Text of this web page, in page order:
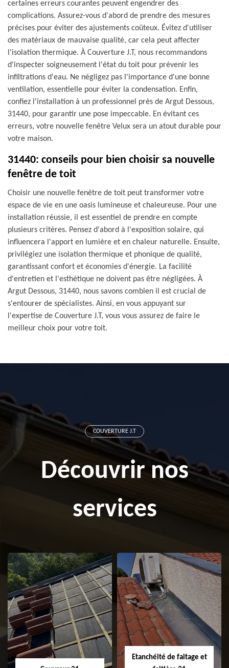
certaines erreurs courantes peuvent engendrer des
complications. Assurez-vous d'abord de prendre des mesures
précises pour éviter des ajustements coûteux. Évitez d'utiliser
des matériaux de mauvaise qualité, car cela peut affecter
l'isolation thermique. À Couverture J.T, nous recommandons
d'inspecter soigneusement l'état du toit pour prévenir les
infiltrations d'eau. Ne négligez pas l'importance d'une bonne
ventilation, essentielle pour éviter la condensation. Enfin,
confiez l'installation à un professionnel près de Argut Dessous,
31440, pour garantir une pose impeccable. En évitant ces
erreurs, votre nouvelle fenêtre Velux sera un atout durable pour
votre maison.
31440: conseils pour bien choisir sa nouvelle
fenêtre de toit
Choisir une nouvelle fenêtre de toit peut transformer votre
espace de vie en une oasis lumineuse et chaleureuse. Pour une
installation réussie, il est essentiel de prendre en compte
plusieurs critères. Pensez d'abord à l'exposition solaire, qui
influencera l'apport en lumière et en chaleur naturelle. Ensuite,
privilégiez une isolation thermique et phonique de qualité,
garantissant confort et économies d'énergie. La facilité
d'entretien et l'esthétique ne doivent pas être négligées. À
Argut Dessous, 31440, nous savons combien il est crucial de
s'entourer de spécialistes. Ainsi, en vous appuyant sur
l'expertise de Couverture J.T, vous vous assurez de faire le
meilleur choix pour votre toit.
COUVERTURE J.T
Découvrir nos
services
Etanchéité de faitage et